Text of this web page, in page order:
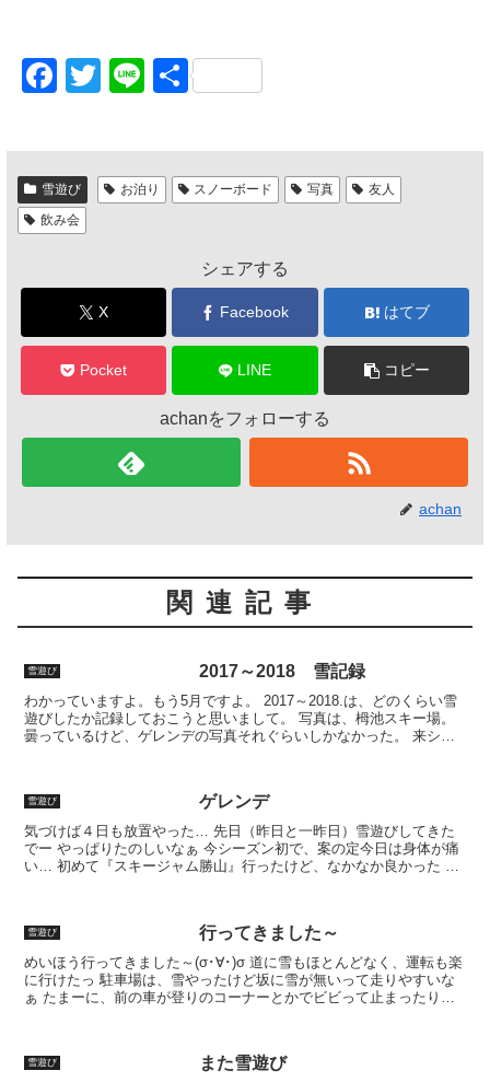
F
c
e
b
o
T
tt
er
Li
e
共
雪遊び お泊り スノーボード 写真
友人
飲み会
シェアする
X Facebook はてブ
Pocket LINE コピー
achanをフォローする
achan
関連記事
雪遊び 2017～2018 雪記録
わかっていますよ。もう5月ですよ。 2017～2018.は、どのくらい雪
遊びしたか記録しておこうと思いまして。 写真は、栂池スキー場。
曇っているけど、ゲレンデの写真それぐらいしかなかった。 来シー
雪遊び ゲレンデ
気づけば４日も放置やった… 先日（昨日と一昨日）雪遊びしてきた
でー やっぱりたのしいなぁ 今シーズン初で、案の定今日は身体が痛
い… 初めて『スキージャム勝山』行ったけど、なかなか良かった イ
雪遊び 行ってきました～
めいほう行ってきました～(σ･∀･)σ 道に雪もほとんどなく、運転も楽
に行けたっ 駐車場は、雪やったけど坂に雪が無いって走りやすいな
ぁ たまーに、前の車が登りのコーナーとかでビビって止まったりす
雪遊び また雪遊び